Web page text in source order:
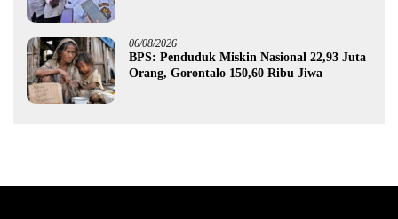
06/08/2026
BPS: Penduduk Miskin Nasional 22,93 Juta
Orang, Gorontalo 150,60 Ribu Jiwa